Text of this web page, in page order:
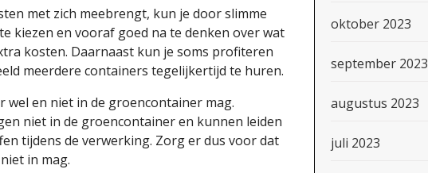
met zich meebrengt, kun je door slimme
kiezen en vooraf goed na te denken over wat
kosten. Daarnaast kun je soms profiteren
meerdere containers tegelijkertijd te huren.
wel en niet in de groencontainer mag.
niet in de groencontainer en kunnen leiden
tijdens de verwerking. Zorg er dus voor dat
in mag.
oktober 2023
september 2023
augustus 2023
juli 2023